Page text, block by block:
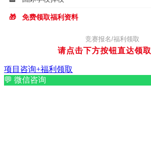
🎁 免费领取福利资料
竞赛报名/福利领取
请点击下方按钮直达领取
项目咨询+福利领取
💬 微信咨询